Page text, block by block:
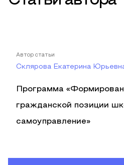
Автор статьи
Склярова Екатерина
Программа
гражданской позиции
самоуправление»